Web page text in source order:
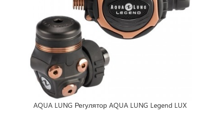
AQUA LUNG Регулятор AQUA LUNG Legend LUX